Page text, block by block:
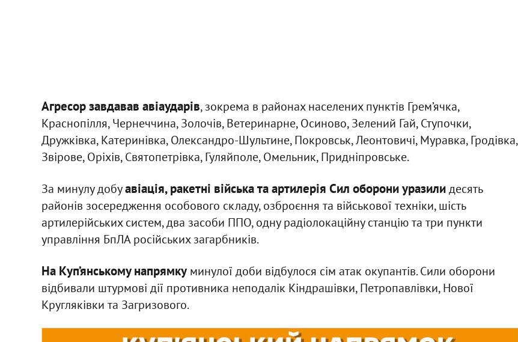
Агресор завдавав авіаударів, зокрема в районах населених пунктів Грем’ячка,
Краснопілля, Чернеччина, Золочів, Ветеринарне, Осиново, Зелений Гай, Ступочки,
Дружківка, Катеринівка, Олександро-Шультине, Покровськ, Леонтовичі, Муравка, Гродівка,
Звірове, Оріхів, Святопетрівка, Гуляйполе, Омельник, Придніпровське.
За минулу добуавіація, ракетні війська та артилерія Сил оборони уразилидесять
районів зосередження особового складу, озброєння та військової техніки, шість
артилерійських систем, два засоби ППО, одну радіолокаційну станцію та три пункти
управління БпЛА російських загарбників.
На Куп’янському напрямкуминулої доби відбулося сім атак окупантів. Сили оборони
відбивали штурмові дії противника неподалік Кіндрашівки, Петропавлівки, Нової
Кругляківки та Загризового.